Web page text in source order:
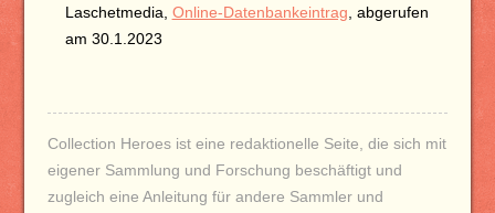
Laschetmedia, Online-Datenbankeintrag , abgerufen
am 30.1.2023
Collection Heroes ist eine redaktionelle Seite, die sich mit
eigener Sammlung und Forschung beschäftigt und
zugleich eine Anleitung für andere Sammler und